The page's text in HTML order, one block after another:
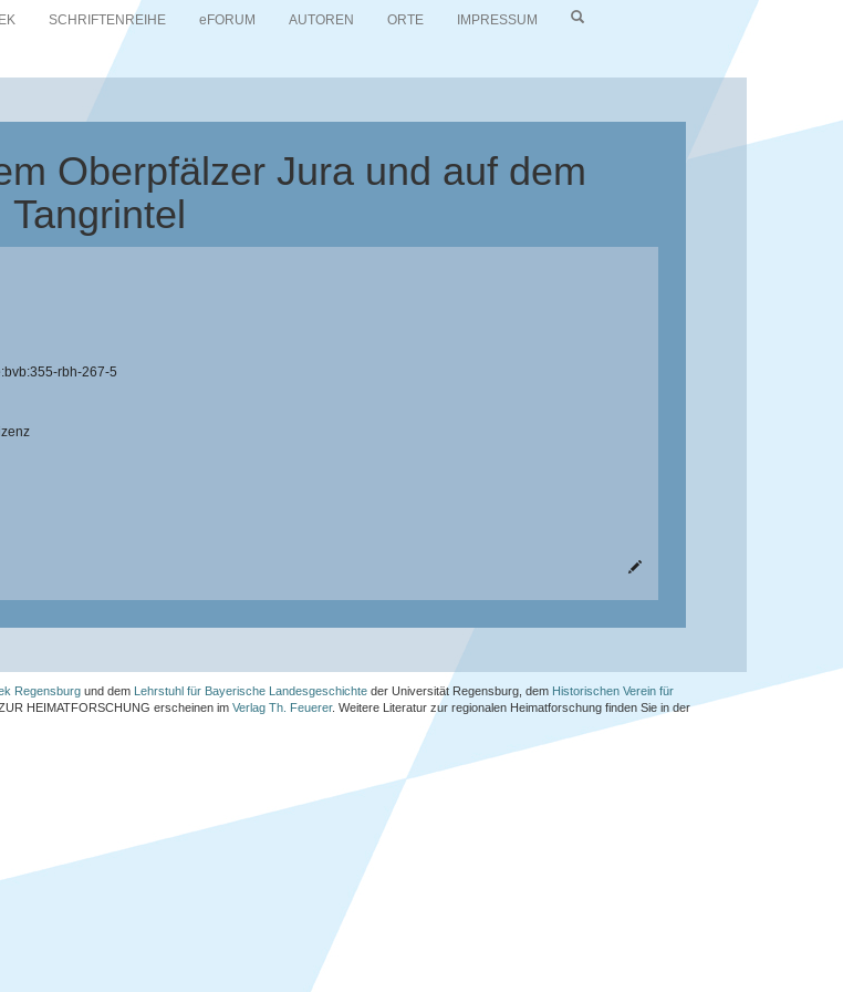
SCHRIFTENREIHE eFORUM AUTOREN ORTE IMPRESSUM
Oberpfälzer Jura und auf dem
Tangrintel
rbh-267-5
Regensburg und dem Lehrstuhl für Bayerische Landesgeschichte der Universität Regensburg, dem Historischen Verein für
HEIMATFORSCHUNG erscheinen im Verlag Th. Feuerer. Weitere Literatur zur regionalen Heimatforschung finden Sie in der